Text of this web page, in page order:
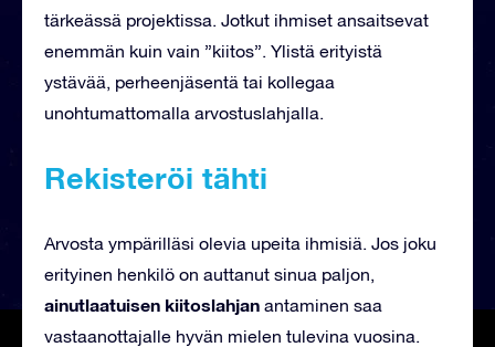
tärkeässä projektissa. Jotkut ihmiset ansaitsevat
enemmän kuin vain ”kiitos”. Ylistä erityistä
ystävää, perheenjäsentä tai kollegaa
unohtumattomalla arvostuslahjalla.
Rekisteröi tähti
Arvosta ympärilläsi olevia upeita ihmisiä. Jos joku
erityinen henkilö on auttanut sinua paljon,
ainutlaatuisen kiitoslahjan antaminen saa
vastaanottajalle hyvän mielen tulevina vuosina.